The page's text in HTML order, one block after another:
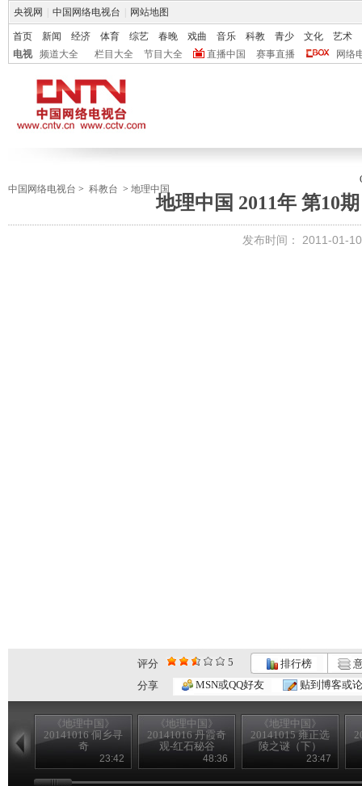
央视网 中国网络电视台 网站地图
首页 新闻 经济 体育 综艺 春晚 戏曲 音乐 科教 青少 文化
艺术
电视
频道大全 栏目大全 节目大全 直播中国 赛事直播 网络
中国网络电视台 > 科教台 > 地理中国
地理中国 2011年 第10
发布时间： 2011-01-
评分 5 排行榜
分享
MSN或QQ好友 贴到博客或
《地理中国》
20141016 侗乡寻
奇
23:42
《地理中国》
20141016 丹霞奇
观-红石秘谷
48:36
《地理中国》
20141015 雍正选
陵之谜（下）
23:47